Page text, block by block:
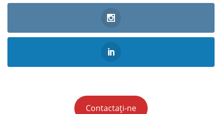
Contactați-ne